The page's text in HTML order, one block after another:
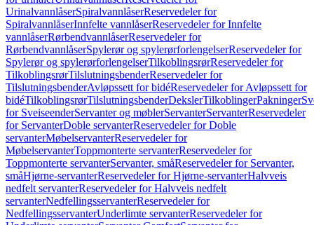
UrinalvannlåserSpiralvannlåserReservedeler for
SpiralvannlåserInnfelte vannlåserReservedeler for Innfelte
vannlåserRørbendvannlåserReservedeler for
RørbendvannlåserSpylerør og spylerørforlengelserReservedeler for
Spylerør og spylerørforlengelserTilkoblingsrørReservedeler for
TilkoblingsrørTilslutningsbenderReservedeler for
TilslutningsbenderAvløpssett for bidéReservedeler for Avløpssett for
bidéTilkoblingsrørTilslutningsbenderDekslerTilkoblingerPakninger
for SveiseenderServanter og møblerServanterServanterReservedeler
for ServanterDoble servanterReservedeler for Doble
servanterMøbelservanterReservedeler for
MøbelservanterToppmonterte servanterReservedeler for
Toppmonterte servanterServanter, småReservedeler for Servanter,
småHjørne-servanterReservedeler for Hjørne-servanterHalvveis
nedfelt servanterReservedeler for Halvveis nedfelt
servanterNedfellingsservanterReservedeler for
NedfellingsservanterUnderlimte servanterReservedeler for